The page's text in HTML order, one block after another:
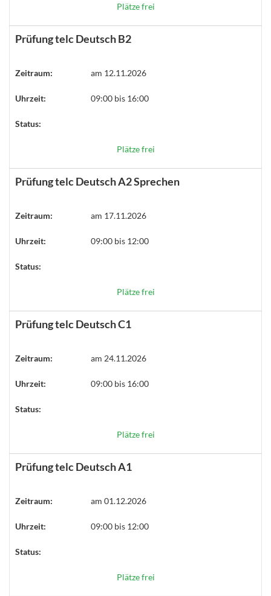
Plätze frei
Prüfung telc Deutsch B2
Zeitraum: am 12.11.2026
Uhrzeit: 09:00 bis 16:00
Status:
Plätze frei
Prüfung telc Deutsch A2 Sprechen
Zeitraum: am 17.11.2026
Uhrzeit: 09:00 bis 12:00
Status:
Plätze frei
Prüfung telc Deutsch C1
Zeitraum: am 24.11.2026
Uhrzeit: 09:00 bis 16:00
Status:
Plätze frei
Prüfung telc Deutsch A1
Zeitraum: am 01.12.2026
Uhrzeit: 09:00 bis 12:00
Status:
Plätze frei